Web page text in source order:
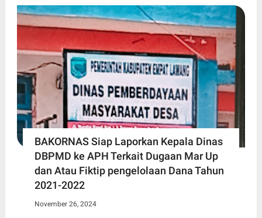
BAKORNAS Siap Laporkan Kepala Dinas
DBPMD ke APH Terkait Dugaan Mar Up
dan Atau Fiktip pengelolaan Dana Tahun
2021-2022
November 26, 2024